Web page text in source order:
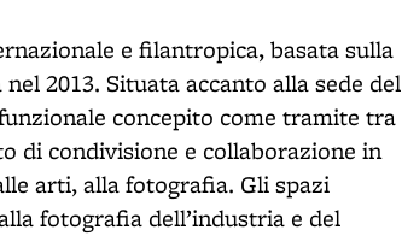
e filantropica, basata sulla
2013. Situata accanto alla sede del
concepito come tramite tra
di condivisione e collaborazione in
arti, alla fotografia. Gli spazi
fotografia dell’industria e del